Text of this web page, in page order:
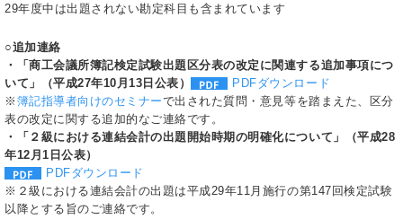
29年度中は出題されない勘定科目も含まれています
○追加連絡
・「商工会議所簿記検定試験出題区分表の改定に関連する追加事項につ
いて」（平成27年10月13日公表）
PDFダウンロード
※ 簿記指導者向けのセミナーで出された質問・意見等を踏まえた、区分
表の改定に関する追加的なご連絡です。
・「２級における連結会計の出題開始時期の明確化について」（平成28
年12月1日公表）
PDFダウンロード
※２級における連結会計の出題は平成29年11月施行の第147回検定試験
以降とする旨のご連絡です。